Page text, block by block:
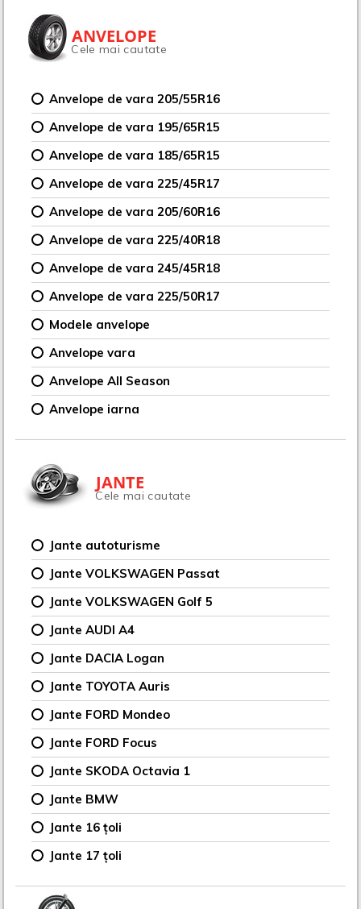
ANVELOPE
Cele mai cautate
Anvelope de vara 205/55R16
Anvelope de vara 195/65R15
Anvelope de vara 185/65R15
Anvelope de vara 225/45R17
Anvelope de vara 205/60R16
Anvelope de vara 225/40R18
Anvelope de vara 245/45R18
Anvelope de vara 225/50R17
Modele anvelope
Anvelope vara
Anvelope All Season
Anvelope iarna
JANTE
Cele mai cautate
Jante autoturisme
Jante VOLKSWAGEN Passat
Jante VOLKSWAGEN Golf 5
Jante AUDI A4
Jante DACIA Logan
Jante TOYOTA Auris
Jante FORD Mondeo
Jante FORD Focus
Jante SKODA Octavia 1
Jante BMW
Jante 16 țoli
Jante 17 țoli